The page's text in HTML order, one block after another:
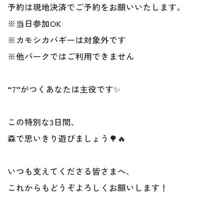
予約は現地決済でご予約をお願いいたします。
※当日参加OK
※カモシカバギーは対象外です
※他パークではご利用できません
“7”がつくあなたは主役です✨
この特別な3日間、
森で思いきり遊びましょう🌳🔥
いつも支えてくださる皆さまへ、
これからもどうぞよろしくお願いします！